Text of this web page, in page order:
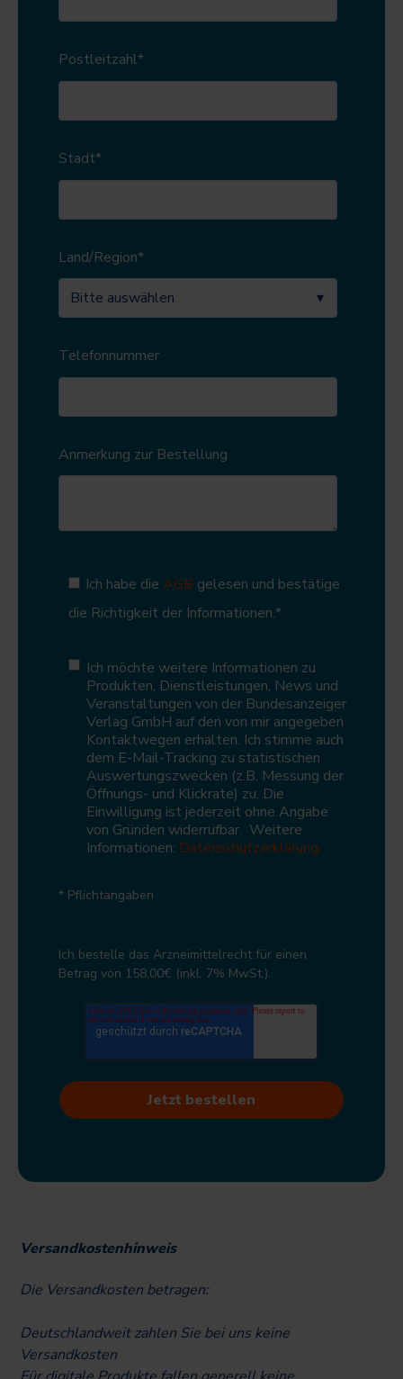
Postleitzahl*
Stadt*
Land/Region*
Telefonnummer
Anmerkung zur Bestellung
Ich habe die AGB gelesen und bestätige
die Richtigkeit der Informationen.*
Ich möchte weitere Informationen zu
Produkten, Dienstleistungen, News und
Veranstaltungen von der Bundesanzeiger
Verlag GmbH auf den von mir angegeben
Kontaktwegen erhalten. Ich stimme auch
dem E-Mail-Tracking zu statistischen
Auswertungszwecken (z.B. Messung der
Öffnungs- und Klickrate) zu. Die
Einwilligung ist jederzeit ohne Angabe
von Gründen widerrufbar. Weitere
Informationen: Datenschutzerklärung
* Pflichtangaben
Ich bestelle das Arzneimittelrecht für einen
Betrag von 158,00€ (inkl. 7% MwSt.).
Versandkostenhinweis
Die Versandkosten betragen:
Deutschlandweit zahlen Sie bei uns keine
Versandkosten